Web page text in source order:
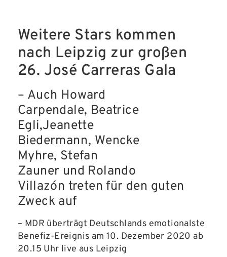
Weitere Stars kommen
nach Leipzig zur großen
26. José Carreras Gala
– Auch Howard
Carpendale, Beatrice
Egli,Jeanette
Biedermann, Wencke
Myhre, Stefan
Zauner und Rolando
Villazón treten für den guten
Zweck auf
– MDR überträgt Deutschlands emotionalste
Benefiz-Ereignis am 10. Dezember 2020 ab
20.15 Uhr live aus Leipzig